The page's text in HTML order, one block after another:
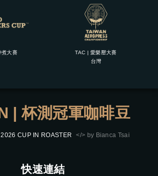
煮大賽
TAC | 愛樂壓大賽
台灣
| 杯測冠軍咖啡豆
CUP IN ROASTER </> by Bianca Tsai
快速連結